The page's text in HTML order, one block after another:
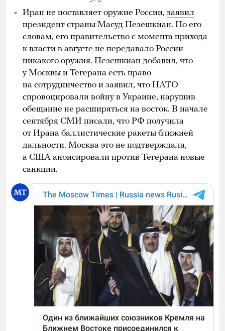
Иран не поставляет оружие России, заявил
президент страны Масуд Пезешкиан. По его
словам, его правительство с момента прихода
к власти в августе не передавало России
никакого оружия. Пезешкиан добавил, что
у Москвы и Тегерана есть право
на сотрудничество и заявил, что НАТО
спровоцировали войну в Украине, нарушив
обещание не расширяться на восток. В начале
сентября СМИ писали, что РФ получила
от Ирана баллистические ракеты ближней
дальности. Москва это не подтверждала,
а США анонсировали против Тегерана новые
санкции.